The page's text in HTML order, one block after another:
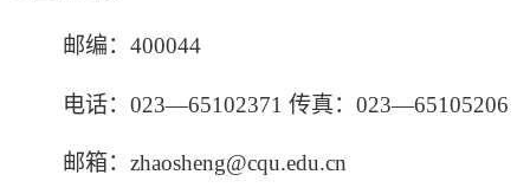
邮编：400044
电话：023—65102371 传真：023—65105206
邮箱：zhaosheng@cqu.edu.cn